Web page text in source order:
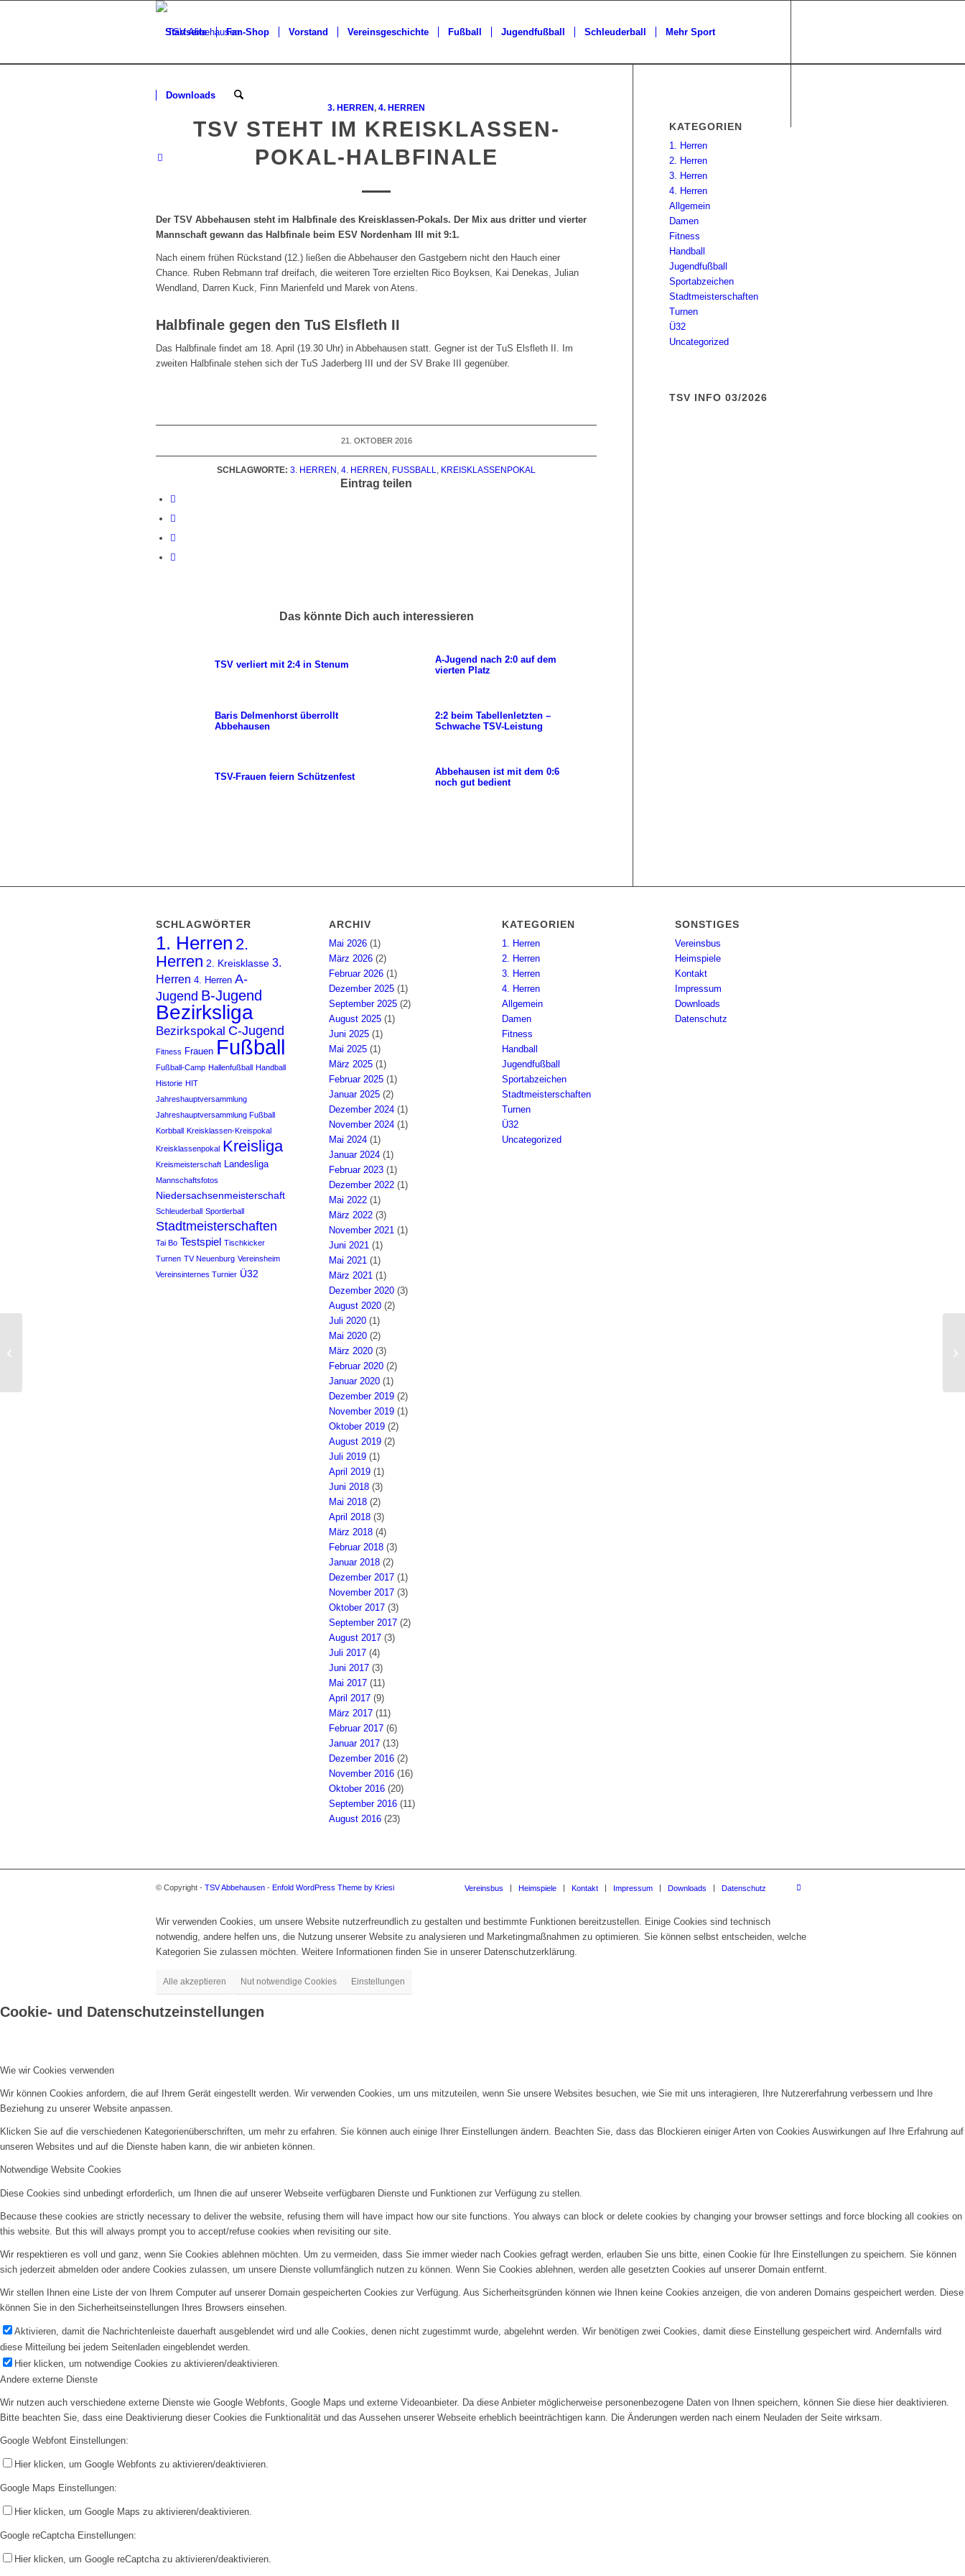
Startseite Fan-Shop Vorstand Vereinsgeschichte Fußball Jugendfußball Schleuderball Mehr Sport
Downloads
3. HERREN,4. HERREN
TSV STEHT IM KREISKLASSEN-
POKAL-HALBFINALE
Der TSV Abbehausen steht im Halbfinale des Kreisklassen-Pokals. Der Mix aus dritter und vierter
Mannschaft gewann das Halbfinale beim ESV Nordenham III mit 9:1.
Nach einem frühen Rückstand (12.) ließen die Abbehauser den Gastgebern nicht den Hauch einer
Chance. Ruben Rebmann traf dreifach, die weiteren Tore erzielten Rico Boyksen, Kai Denekas, Julian
Wendland, Darren Kuck, Finn Marienfeld und Marek von Atens.
Halbfinale gegen den TuS Elsfleth II
Das Halbfinale findet am 18. April (19.30 Uhr) in Abbehausen statt. Gegner ist der TuS Elsfleth II. Im
zweiten Halbfinale stehen sich der TuS Jaderberg III und der SV Brake III gegenüber.
21. OKTOBER 2016
SCHLAGWORTE: 3. HERREN ,4. HERREN FUSSBALL KREISKLASSENPOKAL
Eintrag teilen
Das könnte Dich auch interessieren
TSV verliert mit 2:4 in Stenum
A-Jugend nach 2:0 auf dem
vierten Platz
Baris Delmenhorst überrollt
Abbehausen
2:2 beim Tabellenletzten –
Schwache TSV-Leistung
TSV-Frauen feiern Schützenfest
Abbehausen ist mit dem 0:6
noch gut bedient
KATEGORIEN
1. Herren
2. Herren
3. Herren
4. Herren
Allgemein
Damen
Fitness
Handball
Jugendfußball
Sportabzeichen
Stadtmeisterschaften
Turnen
Ü32
Uncategorized
TSV INFO 03/2026
SCHLAGWÖRTER
1. Herren 2.
Herren 2. Kreisklasse 3.
Herren 4. Herren A-
Jugend B-Jugend
Bezirksliga
Bezirkspokal C-Jugend
Fitness Frauen Fußball
Fußball-Camp Hallenfußball
Handball
Historie HIT
Jahreshauptversammlung
Jahreshauptversammlung Fußball
Korbball
Kreisklassen-Kreispokal
Kreisklassenpokal Kreisliga
Kreismeisterschaft Landesliga
Mannschaftsfotos
Niedersachsenmeisterschaft
Schleuderball Sportlerball
Stadtmeisterschaften
Tai Bo Testspiel Tischkicker
Turnen TV Neuenburg Vereinsheim
Vereinsinternes Turnier Ü32
ARCHIV
Mai 2026 (1)
März 2026 (2)
Februar 2026 (1)
Dezember 2025 (1)
September 2025 (2)
August 2025 (1)
Juni 2025 (1)
Mai 2025 (1)
März 2025 (1)
Februar 2025 (1)
Januar 2025 (2)
Dezember 2024 (1)
November 2024 (1)
Mai 2024 (1)
Januar 2024 (1)
Februar 2023 (1)
Dezember 2022 (1)
Mai 2022 (1)
März 2022 (3)
November 2021 (1)
Juni 2021 (1)
Mai 2021 (1)
März 2021 (1)
Dezember 2020 (3)
August 2020 (2)
Juli 2020 (1)
Mai 2020 (2)
März 2020 (3)
Februar 2020 (2)
Januar 2020 (1)
Dezember 2019 (2)
November 2019 (1)
Oktober 2019 (2)
August 2019 (2)
Juli 2019 (1)
April 2019 (1)
Juni 2018 (3)
Mai 2018 (2)
April 2018 (3)
März 2018 (4)
Februar 2018 (3)
Januar 2018 (2)
Dezember 2017 (1)
November 2017 (3)
Oktober 2017 (3)
September 2017 (2)
August 2017 (3)
Juli 2017 (4)
Juni 2017 (3)
Mai 2017 (11)
April 2017 (9)
März 2017 (11)
Februar 2017 (6)
Januar 2017 (13)
Dezember 2016 (2)
November 2016 (16)
Oktober 2016 (20)
September 2016 (11)
August 2016 (23)
KATEGORIEN
1. Herren
2. Herren
3. Herren
4. Herren
Allgemein
Damen
Fitness
Handball
Jugendfußball
Sportabzeichen
Stadtmeisterschaften
Turnen
Ü32
Uncategorized
SONSTIGES
Vereinsbus
Heimspiele
Kontakt
Impressum
Downloads
Datenschutz
© Copyright - TSV Abbehausen - Enfold WordPress Theme by Kriesi Vereinsbus Heimspiele Kontakt Impressum Downloads Datenschutz
Wir verwenden Cookies, um unsere Website nutzerfreundlich zu gestalten und bestimmte Funktionen bereitzustellen. Einige Cookies sind technisch
notwendig, andere helfen uns, die Nutzung unserer Website zu analysieren und Marketingmaßnahmen zu optimieren. Sie können selbst entscheiden, welche
Kategorien Sie zulassen möchten. Weitere Informationen finden Sie in unserer Datenschutzerklärung.
Alle akzeptieren Nut notwendige Cookies Einstellungen
Cookie- und Datenschutzeinstellungen
Wie wir Cookies verwenden
Wir können Cookies anfordern, die auf Ihrem Gerät eingestellt werden. Wir verwenden Cookies, um uns mitzuteilen, wenn Sie unsere Websites besuchen, wie Sie mit uns interagieren, Ihre Nutzererfahrung verbessern und Ihre
Beziehung zu unserer Website anpassen.
Klicken Sie auf die verschiedenen Kategorienüberschriften, um mehr zu erfahren. Sie können auch einige Ihrer Einstellungen ändern. Beachten Sie, dass das Blockieren einiger Arten von Cookies Auswirkungen auf Ihre Erfahrung auf
unseren Websites und auf die Dienste haben kann, die wir anbieten können.
Notwendige Website Cookies
Diese Cookies sind unbedingt erforderlich, um Ihnen die auf unserer Webseite verfügbaren Dienste und Funktionen zur Verfügung zu stellen.
Because these cookies are strictly necessary to deliver the website, refusing them will have impact how our site functions. You always can block or delete cookies by changing your browser settings and force blocking all cookies on
this website. But this will always prompt you to accept/refuse cookies when revisiting our site.
Wir respektieren es voll und ganz, wenn Sie Cookies ablehnen möchten. Um zu vermeiden, dass Sie immer wieder nach Cookies gefragt werden, erlauben Sie uns bitte, einen Cookie für Ihre Einstellungen zu speichern. Sie können
sich jederzeit abmelden oder andere Cookies zulassen, um unsere Dienste vollumfänglich nutzen zu können. Wenn Sie Cookies ablehnen, werden alle gesetzten Cookies auf unserer Domain entfernt.
Wir stellen Ihnen eine Liste der von Ihrem Computer auf unserer Domain gespeicherten Cookies zur Verfügung. Aus Sicherheitsgründen können wie Ihnen keine Cookies anzeigen, die von anderen Domains gespeichert werden. Diese
können Sie in den Sicherheitseinstellungen Ihres Browsers einsehen.
Aktivieren, damit die Nachrichtenleiste dauerhaft ausgeblendet wird und alle Cookies, denen nicht zugestimmt wurde, abgelehnt werden. Wir benötigen zwei Cookies, damit diese Einstellung gespeichert wird. Andernfalls wird
diese Mitteilung bei jedem Seitenladen eingeblendet werden.
Hier klicken, um notwendige Cookies zu aktivieren/deaktivieren.
Andere externe Dienste
Wir nutzen auch verschiedene externe Dienste wie Google Webfonts, Google Maps und externe Videoanbieter. Da diese Anbieter möglicherweise personenbezogene Daten von Ihnen speichern, können Sie diese hier deaktivieren.
Bitte beachten Sie, dass eine Deaktivierung dieser Cookies die Funktionalität und das Aussehen unserer Webseite erheblich beeinträchtigen kann. Die Änderungen werden nach einem Neuladen der Seite wirksam.
Google Webfont Einstellungen:
Hier klicken, um Google Webfonts zu aktivieren/deaktivieren.
Google Maps Einstellungen:
Hier klicken, um Google Maps zu aktivieren/deaktivieren.
Google reCaptcha Einstellungen:
Hier klicken, um Google reCaptcha zu aktivieren/deaktivieren.